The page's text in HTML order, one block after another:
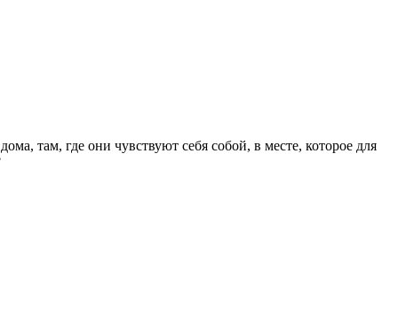
там, где они чувствуют себя собой, в месте, которое для